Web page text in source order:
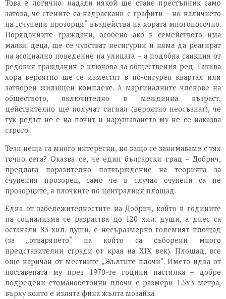
Това е логично: надали някой ще стане престъпник само
затова, че стените са надраскани с графити – но наличието
на „счупени прозорци“ въздейства на хората многопосочно.
Порядъчните граждани, особено ако в семейството има
малки деца, ще се чувстват несигурни и няма да реагират
на асоциално поведение на улицата – а подобна санкция от
редовия гражданин е ключова за обществения ред. Такива
хора вероятно ще се изместят в по-сигурен квартал или
затворен жилищен комплекс. А маргиналните членове на
обществото, включително в междинна възраст,
действително ще получат сигнал (вероятно неосъзнат), че
тук редът не е на почит и нарушаването му не се наказва
строго.
Тези неща са много интересни, но защо се занимаваме с тях
точно сега? Оказва се, че един български град – Добрич,
предлага поразително потвърждение на теорията за
счупения прозорец, само че в случая счупени са не
прозорците, а плочките по централния площад.
Една от забележителностите на Добрич, който в годините
на социализма се разраства до 120 хил. души, а днес са
останали 83 хил. души, е несъразмерно големият площад
(за „отварянето“ на който са съборени много
представителни сгради от края на XIX век). Площад, все
още наричан от местните „Жълтите плочи“. Името идва от
поставената му през 1970-те години настилка – добре
подредени стоманобетонни плочи с размери 1.5х3 метра,
върху които е излята фина жълта мозайка.